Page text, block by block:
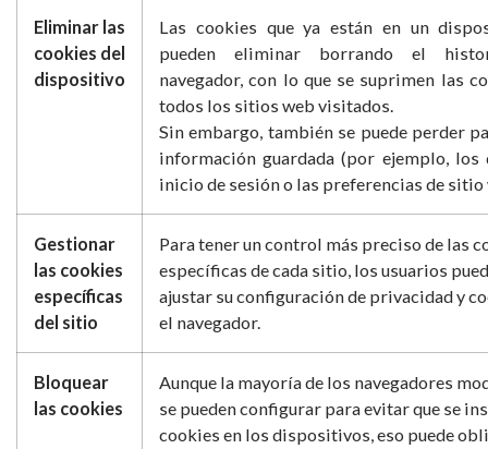
Eliminar las
cookies del
dispositivo
Las cookies que ya están en un
pueden eliminar borrando el
navegador, con lo que se suprimen las
todos los sitios web visitados.
Sin embargo, también se puede perder
información guardada (por ejemplo, los
inicio de sesión o las preferencias de sitio
Gestionar
las cookies
específicas
del sitio
Para tener un control más preciso de las
específicas de cada sitio, los usuarios
ajustar su configuración de privacidad y
el navegador.
Bloquear
las cookies
Aunque la mayoría de los navegadores
se pueden configurar para evitar que se
cookies en los dispositivos, eso puede